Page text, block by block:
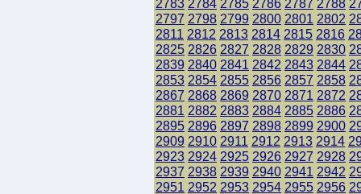
2783 2784 2785 2786 2787 2788
2797 2798 2799 2800 2801 2802
2811 2812 2813 2814 2815 2816
2825 2826 2827 2828 2829 2830
2839 2840 2841 2842 2843 2844
2853 2854 2855 2856 2857 2858
2867 2868 2869 2870 2871 2872
2881 2882 2883 2884 2885 2886
2895 2896 2897 2898 2899 2900
2909 2910 2911 2912 2913 2914
2923 2924 2925 2926 2927 2928
2937 2938 2939 2940 2941 2942
2951 2952 2953 2954 2955 2956